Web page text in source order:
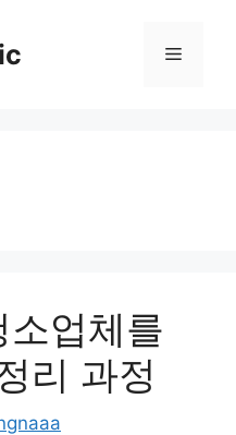
Menu
업체를
리 과정